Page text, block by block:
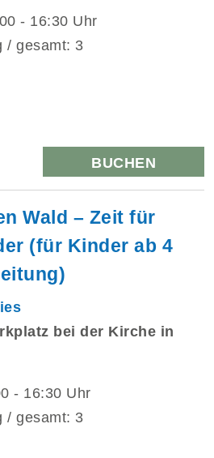
- 16:30 Uhr
/ gesamt: 3
BUCHEN
Wald – Zeit für
(für Kinder ab 4
bei der Kirche in
- 16:30 Uhr
/ gesamt: 3